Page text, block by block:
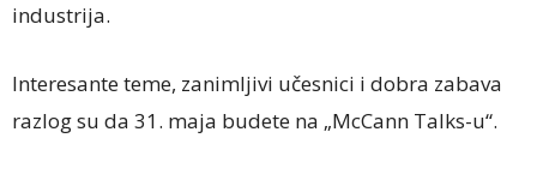
industrija.
Interesante teme, zanimljivi učesnici i dobra zabava
razlog su da 31. maja budete na „McCann Talks-u“.